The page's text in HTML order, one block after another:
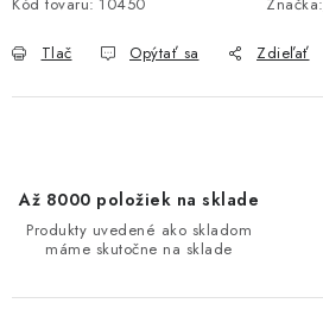
Tlač Opýtať sa Zdieľať
Až 8000 položiek na sklade
Produkty uvedené ako skladom
máme skutočne na sklade